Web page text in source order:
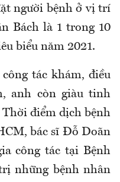
người bệnh ở vị trí
Bách là 1 trong 10
biểu năm 2021.
tác khám, điều
anh còn giàu tinh
điểm dịch bệnh
bác sĩ Đỗ Doãn
công tác tại Bệnh
những bệnh nhân